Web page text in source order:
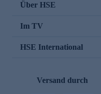
Über HSE
Im TV
HSE International
Versand durch